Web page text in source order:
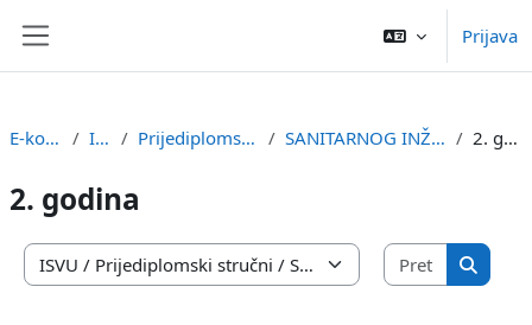
Prijava
E-kolegiji ISVU Prijediplomski stručni SANITARNOG INŽENJERSTVA 2. godina
2. godina
Popis e-kolegija
Pretraži